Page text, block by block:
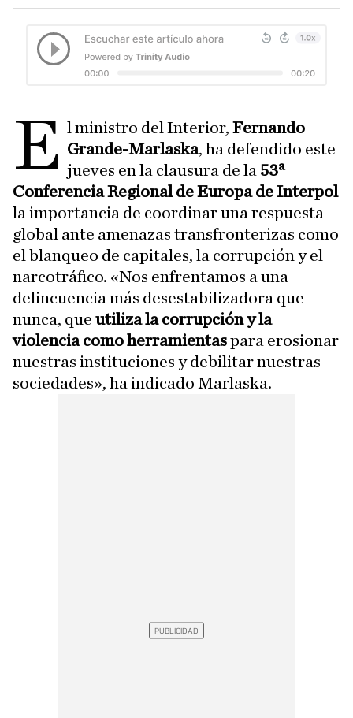
E l ministro del Interior,Fernando
Grande-Marlaska, ha defendido este
jueves en la clausura de la 53ª
Conferencia Regional de Europa de Interpol
la importancia de coordinar una respuesta
global ante amenazas transfronterizas como
el blanqueo de capitales, la corrupción y el
narcotráfico. «Nos enfrentamos a una
delincuencia más desestabilizadora que
nunca, que utiliza la corrupción y la
violencia como herramientaspara erosionar
nuestras instituciones y debilitar nuestras
sociedades», ha indicado Marlaska.